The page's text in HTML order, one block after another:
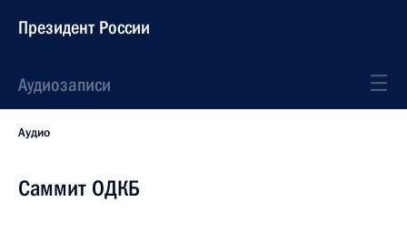
Президент России
Аудиозаписи
Аудио
Саммит ОДКБ